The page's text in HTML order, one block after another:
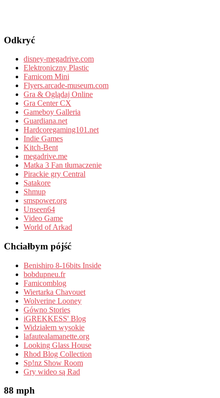
Odkryć
disney-megadrive.com
Elektroniczny Plastic
Famicom Mini
Flyers.arcade-museum.com
Gra & Oglądaj Online
Gra Center CX
Gameboy Galleria
Guardiana.net
Hardcoregaming101.net
Indie Games
Kitch-Bent
megadrive.me
Matka 3 Fan tłumaczenie
Pirackie gry Central
Satakore
Shmup
smspower.org
Unseen64
Video Game
World of Arkad
Chciałbym pójść
Benishiro 8-16bits Inside
bobdupneu.fr
Famicomblog
Wiertarka Chavouet
Wolverine Looney
Gówno Stories
iGREKKESS' Blog
Widziałem wysokie
lafautealamanette.org
Looking Glass House
Rhod Blog Collection
Sp!nz Show Room
Gry wideo są Rad
88 mph